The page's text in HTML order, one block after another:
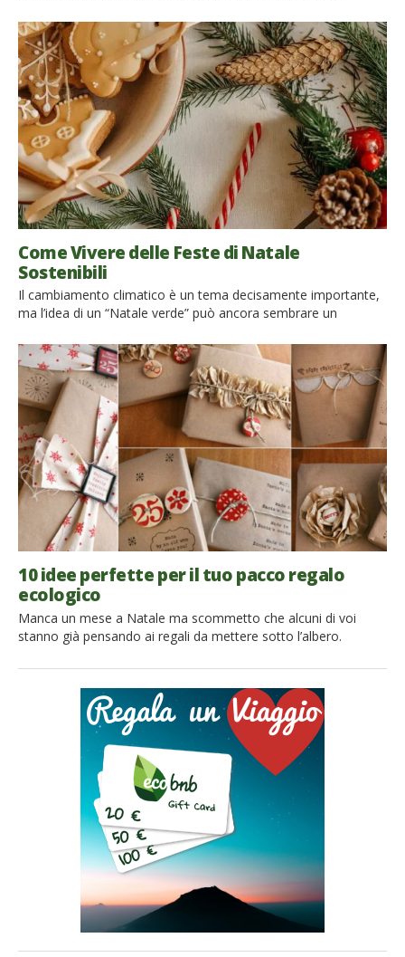
digitale per offrire soggiorni unici e sostenibili. Regalare
un’esperienza green Acquistando una Gift Card digitale di
Ecobnb puoi regalare a chi ami un’ esperienza indimenticabile
in armonia con la Natura. Un weekend […]
Come Vivere delle Feste di Natale
Sostenibili
Il cambiamento climatico è un tema decisamente importante,
ma l’idea di un “Natale verde” può ancora sembrare un
di consumi ed eccessi, spesso estremi, in un’esperienza più
eco-consapevole e meno consumistica? Grandi notizie! Le
feste di Natale possono essere più sostenibili. Ci sono molti
modi per […]
10 idee perfette per il tuo pacco regalo
ecologico
Manca un mese a Natale ma scommetto che alcuni di voi
stanno già pensando ai regali da mettere sotto l’albero.
ridurre i rifiuti scegliendo un pacco regalo ecologico, originale e
low-cost. La regola è sempre quella delle 3 R: Ridurre,
Riutilizzare, Riciclare. Lo facciamo in occasione dell’edizione
2015 della Settimana Europea […]